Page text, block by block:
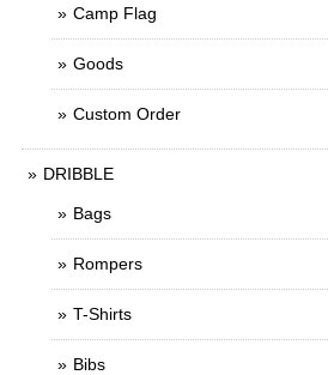
Camp Flag
Goods
Custom Order
DRIBBLE
Bags
Rompers
T-Shirts
Bibs